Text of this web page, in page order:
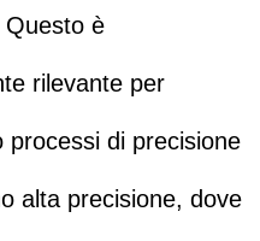
è
rilevante per
processi di precisione
alta precisione, dove